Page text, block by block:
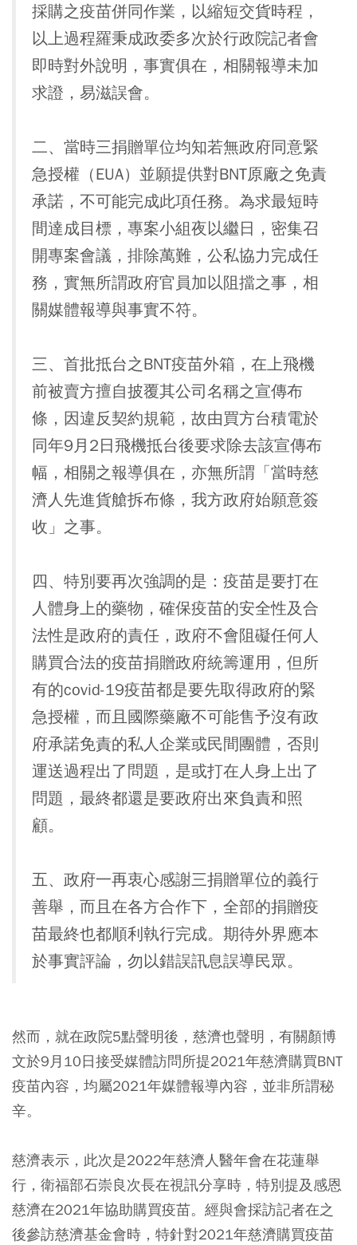
採購之疫苗併同作業，以縮短交貨時程，
以上過程羅秉成政委多次於行政院記者會
即時對外說明，事實俱在，相關報導未加
求證，易滋誤會。
二、當時三捐贈單位均知若無政府同意緊
急授權（EUA）並願提供對BNT原廠之免責
承諾，不可能完成此項任務。為求最短時
間達成目標，專案小組夜以繼日，密集召
開專案會議，排除萬難，公私協力完成任
務，實無所謂政府官員加以阻擋之事，相
關媒體報導與事實不符。
三、首批抵台之BNT疫苗外箱，在上飛機
前被賣方擅自披覆其公司名稱之宣傳布
條，因違反契約規範，故由買方台積電於
同年9月2日飛機抵台後要求除去該宣傳布
幅，相關之報導俱在，亦無所謂「當時慈
濟人先進貨艙拆布條，我方政府始願意簽
收」之事。
四、特別要再次強調的是：疫苗是要打在
人體身上的藥物，確保疫苗的安全性及合
法性是政府的責任，政府不會阻礙任何人
購買合法的疫苗捐贈政府統籌運用，但所
有的covid-19疫苗都是要先取得政府的緊
急授權，而且國際藥廠不可能售予沒有政
府承諾免責的私人企業或民間團體，否則
運送過程出了問題，是或打在人身上出了
問題，最終都還是要政府出來負責和照
顧。
五、政府一再衷心感謝三捐贈單位的義行
善舉，而且在各方合作下，全部的捐贈疫
苗最終也都順利執行完成。期待外界應本
於事實評論，勿以錯誤訊息誤導民眾。
然而，就在政院5點聲明後，慈濟也聲明，有關顏博
文於9月10日接受媒體訪問所提2021年慈濟購買BNT
疫苗內容，均屬2021年媒體報導內容，並非所謂秘
辛。
慈濟表示，此次是2022年慈濟人醫年會在花蓮舉
行，衛福部石崇良次長在視訊分享時，特別提及感恩
慈濟在2021年協助購買疫苗。經與會採訪記者在之
後參訪慈濟基金會時，特針對2021年慈濟購買疫苗